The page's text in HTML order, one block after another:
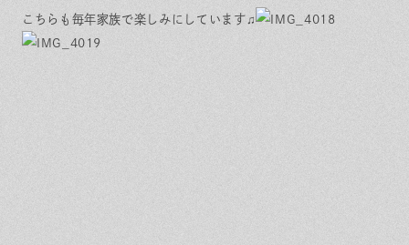
こちらも毎年家族で楽しみにしています♫